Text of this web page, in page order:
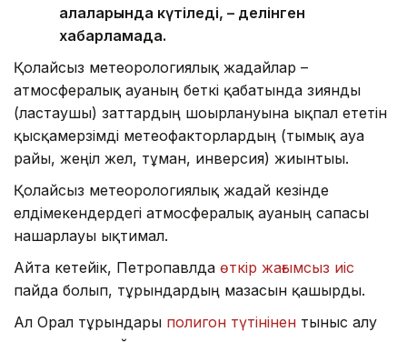
қалаларында күтіледі, – делінген
хабарламада.
Қолайсыз метеорологиялық жағдайлар –
атмосфералық ауаның беткі қабатында зиянды
(ластаушы) заттардың шоғырлануына ықпал ететін
қысқамерзімді метеофакторлардың (тымық ауа
райы, жеңіл жел, тұман, инверсия) жиынтығы.
Қолайсыз метеорологиялық жағдай кезінде
елдімекендердегі атмосфералық ауаның сапасы
нашарлауы ықтимал.
Айта кетейік, Петропавлда өткір жағымсыз иіс
пайда болып, тұрғындардың мазасын қашырды.
Ал Орал тұрғындары полигон түтінінен тыныс алу